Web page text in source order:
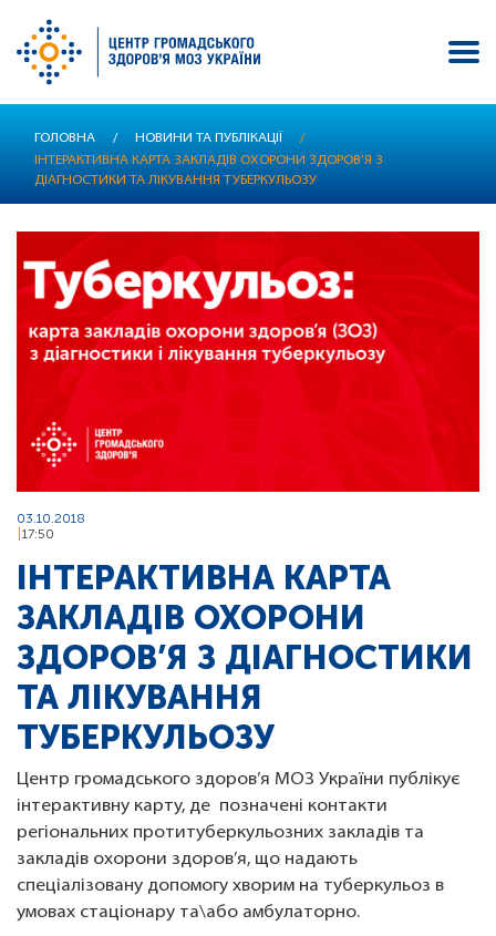
ГОЛОВНА / НОВИНИ ТА ПУБЛІКАЦІЇ
/
ІНТЕРАКТИВНА КАРТА ЗАКЛАДІВ ОХОРОНИ ЗДОРОВ’Я З
ДІАГНОСТИКИ ТА ЛІКУВАННЯ ТУБЕРКУЛЬОЗУ
03.10.2018
17:50
ІНТЕРАКТИВНА КАРТА
ЗАКЛАДІВ ОХОРОНИ
ЗДОРОВ’Я З ДІАГНОСТИКИ
ТА ЛІКУВАННЯ
ТУБЕРКУЛЬОЗУ
Центр громадського здоров’я МОЗ України публікує
інтерактивну карту, де позначені контакти
регіональних протитуберкульозних закладів та
закладів охорони здоров’я, що надають
спеціалізовану допомогу хворим на туберкульоз в
умовах стаціонару та\або амбулаторно.